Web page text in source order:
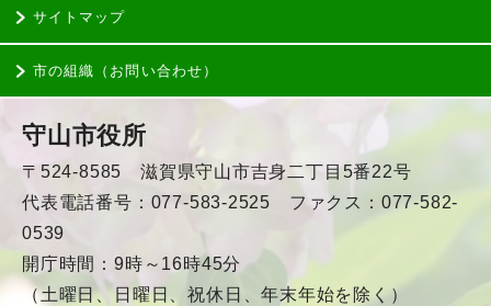
サイトマップ
市の組織（お問い合わせ）
守山市役所
〒524-8585 滋賀県守山市吉身二丁目5番22号
代表電話番号：077-583-2525 ファクス：077-582-
0539
開庁時間：9時～16時45分
（土曜日、日曜日、祝休日、年末年始を除く）